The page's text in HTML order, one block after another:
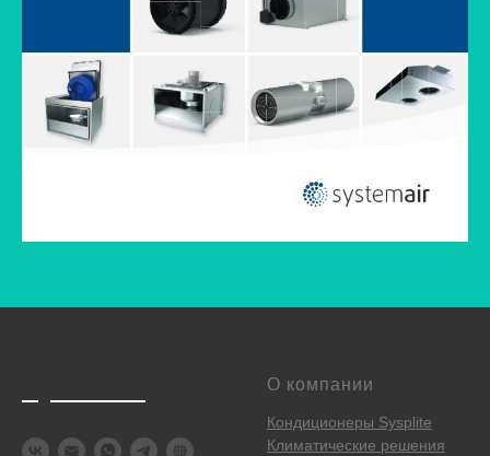
О компании
Кондиционеры Sysplite
Климатические решения